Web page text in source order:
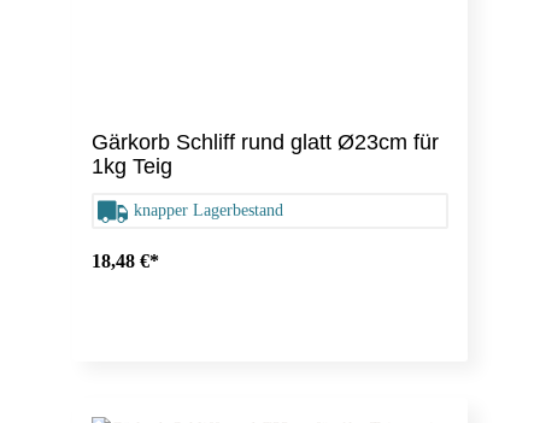
Gärkorb Schliff rund glatt Ø23cm für
1kg Teig
knapper Lagerbestand
18,48 €*